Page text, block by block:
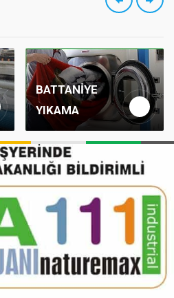
BATTANIYE
YIKAMA